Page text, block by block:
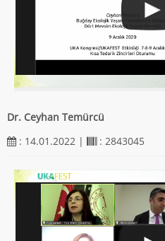
Dr. Ceyhan Temürcü
: 14.01.2022 |
: 2843045